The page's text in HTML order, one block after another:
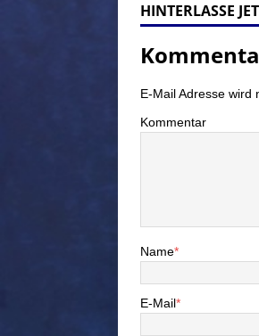
HINTERLASSE
E-Mail Adresse wird
Kommentar
Name*
E-Mail*